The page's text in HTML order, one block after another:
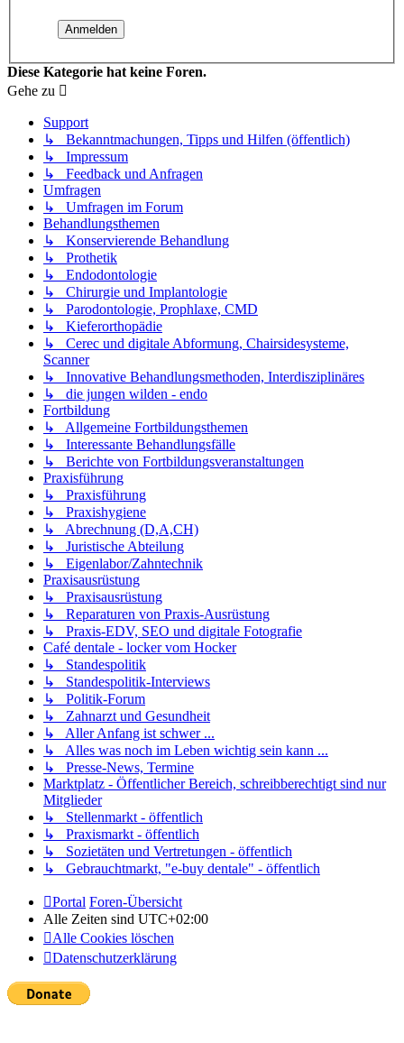
Diese Kategorie hat keine Foren.
Gehe zu
Support
↳ Bekanntmachungen, Tipps und Hilfen (öffentlich)
↳ Impressum
↳ Feedback und Anfragen
Umfragen
↳ Umfragen im Forum
Behandlungsthemen
↳ Konservierende Behandlung
↳ Prothetik
↳ Endodontologie
↳ Chirurgie und Implantologie
↳ Parodontologie, Prophlaxe, CMD
↳ Kieferorthopädie
↳ Cerec und digitale Abformung, Chairsidesysteme,
Scanner
↳ Innovative Behandlungsmethoden, Interdisziplinäres
↳ die jungen wilden - endo
Fortbildung
↳ Allgemeine Fortbildungsthemen
↳ Interessante Behandlungsfälle
↳ Berichte von Fortbildungsveranstaltungen
Praxisführung
↳ Praxisführung
↳ Praxishygiene
↳ Abrechnung (D,A,CH)
↳ Juristische Abteilung
↳ Eigenlabor/Zahntechnik
Praxisausrüstung
↳ Praxisausrüstung
↳ Reparaturen von Praxis-Ausrüstung
↳ Praxis-EDV, SEO und digitale Fotografie
Café dentale - locker vom Hocker
↳ Standespolitik
↳ Standespolitik-Interviews
↳ Politik-Forum
↳ Zahnarzt und Gesundheit
↳ Aller Anfang ist schwer ...
↳ Alles was noch im Leben wichtig sein kann ...
↳ Presse-News, Termine
Marktplatz - Öffentlicher Bereich, schreibberechtigt sind nur
Mitglieder
↳ Stellenmarkt - öffentlich
↳ Praxismarkt - öffentlich
↳ Sozietäten und Vertretungen - öffentlich
↳ Gebrauchtmarkt, "e-buy dentale" - öffentlich
Portal Foren-Übersicht
Alle Zeiten sind UTC+02:00
Alle Cookies löschen
Datenschutzerklärung